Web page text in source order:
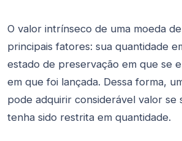
O valor intrínseco de uma moeda
principais fatores: sua quantidade
estado de preservação em que se
em que foi lançada. Dessa forma,
pode adquirir considerável valor se
tenha sido restrita em quantidade.